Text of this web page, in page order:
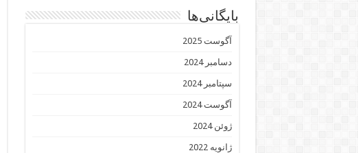
بایگانی‌ها
آگوست 2025
دسامبر 2024
سپتامبر 2024
آگوست 2024
ژوئن 2024
ژانویه 2022